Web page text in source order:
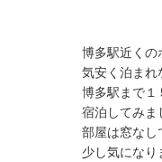
博多駅近くの
気安く泊まれ
博多駅まで１
宿泊してみま
部屋は窓なし
少し気にな